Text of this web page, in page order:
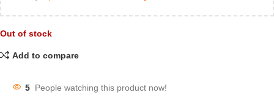
Out of stock
Add to compare
5 People watching this product now!